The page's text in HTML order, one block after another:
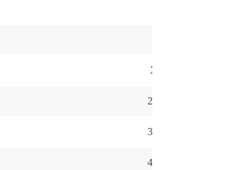
XL
2XL
3XL
4XL